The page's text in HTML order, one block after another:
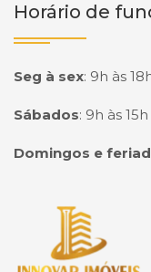
Horário de
Seg à sex: 9h às
Sábados: 9h às 15h
Domingos e
Página inicial